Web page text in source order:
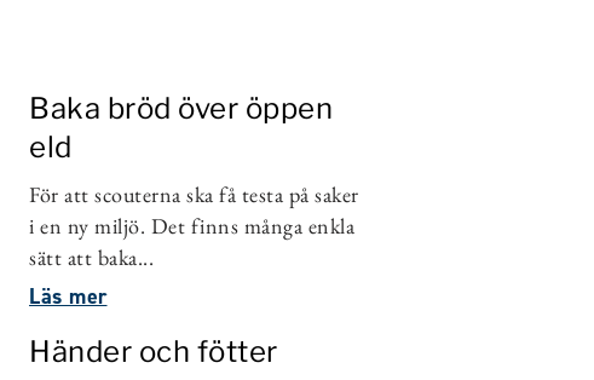
Baka bröd över öppen
eld
För att scouterna ska få testa på saker
i en ny miljö. Det finns många enkla
sätt att baka...
Läs mer
Händer och fötter